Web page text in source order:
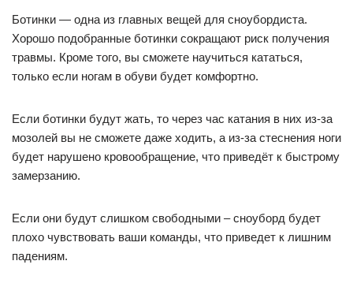
Ботинки — одна из главных вещей для сноубордиста.
Хорошо подобранные ботинки сокращают риск получения
травмы. Кроме того, вы сможете научиться кататься,
только если ногам в обуви будет комфортно.
Если ботинки будут жать, то через час катания в них из-за
мозолей вы не сможете даже ходить, а из-за стеснения ноги
будет нарушено кровообращение, что приведёт к быстрому
замерзанию.
Если они будут слишком свободными – сноуборд будет
плохо чувствовать ваши команды, что приведет к лишним
падениям.